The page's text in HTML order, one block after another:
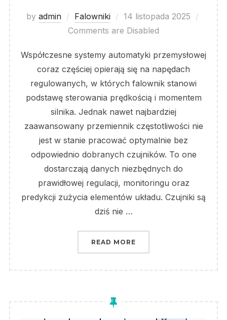
by admin Falowniki
Posted
on
14 listopada 2025
Comments are Disabled
Współczesne systemy automatyki przemysłowej
coraz częściej opierają się na napędach
regulowanych, w których falownik stanowi
podstawę sterowania prędkością i momentem
silnika. Jednak nawet najbardziej
zaawansowany przemiennik częstotliwości nie
jest w stanie pracować optymalnie bez
odpowiednio dobranych czujników. To one
dostarczają danych niezbędnych do
prawidłowej regulacji, monitoringu oraz
predykcji zużycia elementów układu. Czujniki są
dziś nie …
READ MORE „ROLA CZUJNIKÓW W